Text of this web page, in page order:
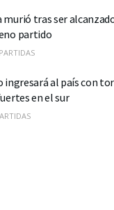
tras ser
partido
ingresará al país con
en el sur